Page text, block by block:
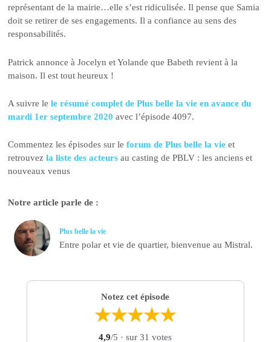
représentant de la mairie…elle s’est ridiculisée. Il pense que Samia
doit se retirer de ses engagements. Il a confiance au sens des
responsabilités.
Patrick annonce à Jocelyn et Yolande que Babeth revient à la
maison. Il est tout heureux !
A suivre lele résumé complet de Plus belle la vie en avance du
mardi 1er septembre 2020 avec l’épisode 4097.
Commentez les épisodes sur le forum de Plus belle la vie et
retrouvezla liste des acteurs au casting de PBLV : les anciens et
nouveaux venus
Notre article parle de :
Plus belle la vie
Entre polar et vie de quartier, bienvenue au Mistral.
Notez cet épisode
★★★★★
4,9/5 · sur 31 votes